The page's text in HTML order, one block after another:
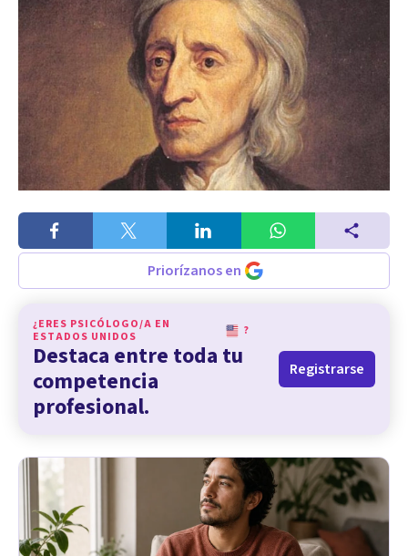
Priorízanos en
¿ERES PSICÓLOGO/A EN
ESTADOS UNIDOS
?
Destaca entre toda tu
competencia
profesional.
Registrarse